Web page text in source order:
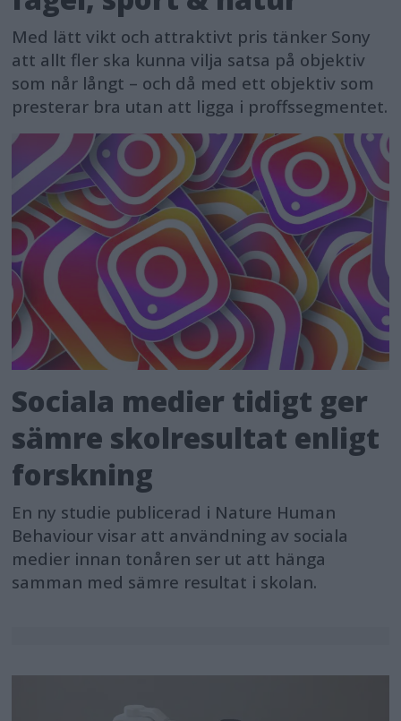
Med lätt vikt och attraktivt pris tänker Sony
att allt fler ska kunna vilja satsa på objektiv
som når långt – och då med ett objektiv som
presterar bra utan att ligga i proffssegmentet.
Sociala medier tidigt ger
sämre skolresultat enligt
forskning
En ny studie publicerad i Nature Human
Behaviour visar att användning av sociala
medier innan tonåren ser ut att hänga
samman med sämre resultat i skolan.